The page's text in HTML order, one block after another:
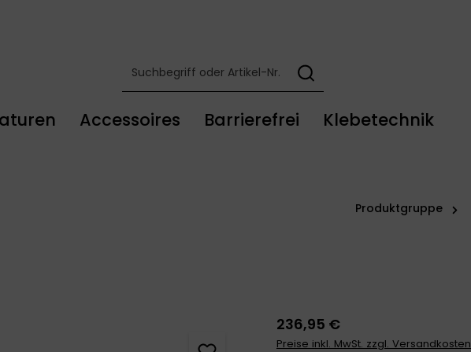
Accessoires Barrierefrei Klebetechnik
Produktgruppe
236,95 €
Preise inkl. MwSt. zzgl. Versandkosten